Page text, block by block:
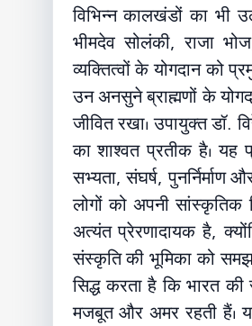
विभिन्न कालखंडों का भी
भीमदेव सोलंकी, राजा
व्यक्तित्वों के योगदान को
उन अनसुने ब्राह्मणों के
जीवित रखा। उपायुक्त डॉ.
का शाश्वत प्रतीक है। यह
सभ्यता, संघर्ष,
लोगों को अपनी सांस्कृतिक
अत्यंत प्रेरणादायक है,
संस्कृति की भूमिका को
सिद्ध करता है कि भारत
मजबूत और अमर रहती हैं।